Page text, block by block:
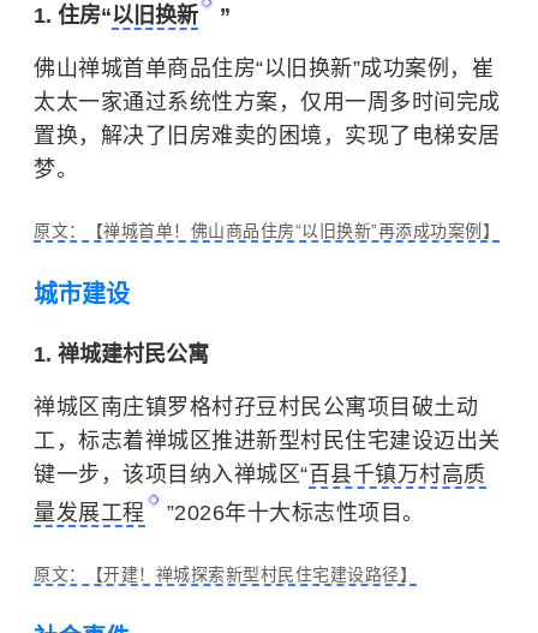
1. 住房“以旧换新 ”
佛山禅城首单商品住房“以旧换新”成功案例，崔
太太一家通过系统性方案，仅用一周多时间完成
置换，解决了旧房难卖的困境，实现了电梯安居
梦。
原文：【禅城首单！佛山商品住房“以旧换新”再添成功案例】
城市建设
1. 禅城建村民公寓
禅城区南庄镇罗格村孖豆村民公寓项目破土动
工，标志着禅城区推进新型村民住宅建设迈出关
键一步，该项目纳入禅城区“ 百县千镇万村高质
量发展工程
”2026年十大标志性项目。
原文：【开建！禅城探索新型村民住宅建设路径】